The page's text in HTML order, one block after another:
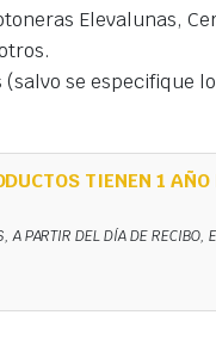
Elevalunas,
se especifique
TIENEN 1
PARTIR DEL DÍA DE RECIBO,